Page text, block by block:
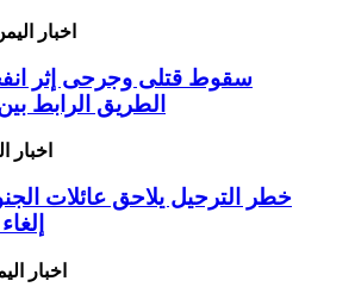
اخبار
سقوط قتلى وجرحى إثر
الطريق الرابط
اخبار
خطر الترحيل يلاحق عائلات
اخبار